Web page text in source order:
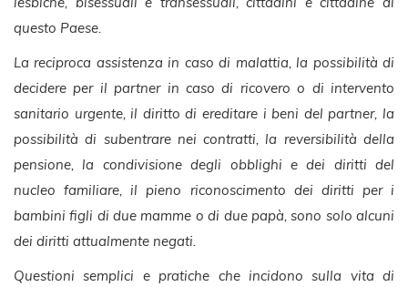
questo Paese.
La reciproca assistenza in caso di malattia, la possibilità di
decidere per il partner in caso di ricovero o di intervento
sanitario urgente, il diritto di ereditare i beni del partner, la
possibilità di subentrare nei contratti, la reversibilità della
pensione, la condivisione degli obblighi e dei diritti del
nucleo familiare, il pieno riconoscimento dei diritti per i
bambini figli di due mamme o di due papà, sono solo alcuni
dei diritti attualmente negati.
Questioni semplici e pratiche che incidono sulla vita di